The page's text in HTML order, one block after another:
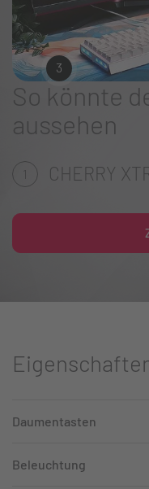
3
So könnte
aussehen
1 CHERRY
Daumentasten
Beleuchtung